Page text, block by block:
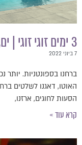
3 ימים זוגי זוגי | ים, ספא, ואוכל
ברחנו בספונטניות. יותר
האוטו, דאגנו לשלטים
הסעות לחוגים, ארזנו,
קרא עוד »